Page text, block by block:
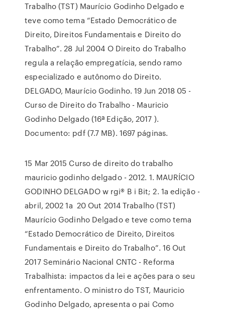
Trabalho (TST) Maurício Godinho Delgado e
teve como tema “Estado Democrático de
Direito, Direitos Fundamentais e Direito do
Trabalho”. 28 Jul 2004 O Direito do Trabalho
regula a relação empregatícia, sendo ramo
especializado e autônomo do Direito.
DELGADO, Maurício Godinho. 19 Jun 2018 05 -
Curso de Direito do Trabalho - Mauricio
Godinho Delgado (16ª Edição, 2017 ).
Documento: pdf (7.7 MB). 1697 páginas.
15 Mar 2015 Curso de direito do trabalho
mauricio godinho delgado - 2012. 1. MAURÍCIO
GODINHO DELGADO w rgi® B i Bit; 2. 1a edição -
abril, 2002 1a 20 Out 2014 Trabalho (TST)
Maurício Godinho Delgado e teve como tema
“Estado Democrático de Direito, Direitos
Fundamentais e Direito do Trabalho”. 16 Out
2017 Seminário Nacional CNTC - Reforma
Trabalhista: impactos da lei e ações para o seu
enfrentamento. O ministro do TST, Mauricio
Godinho Delgado, apresenta o pai Como